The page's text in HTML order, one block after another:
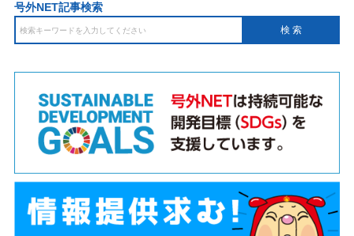
号外NET記事検索